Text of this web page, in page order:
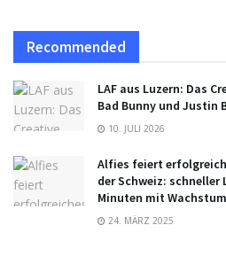
Recommended
LAF aus Luzern: Das
Bad Bunny und Justin
10. JULI 2026
Alfies feiert
der Schweiz:
Minuten mit
24. MÄRZ 2025